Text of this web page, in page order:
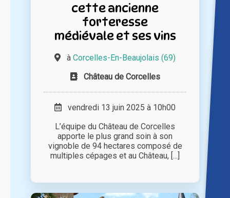
cette ancienne
forteresse
médiévale et ses vins
à Corcelles-En-Beaujolais (69)
Château de Corcelles
vendredi 13 juin 2025 à 10h00
L’équipe du Château de Corcelles
apporte le plus grand soin à son
vignoble de 94 hectares composé de
multiples cépages et au Château, [...]